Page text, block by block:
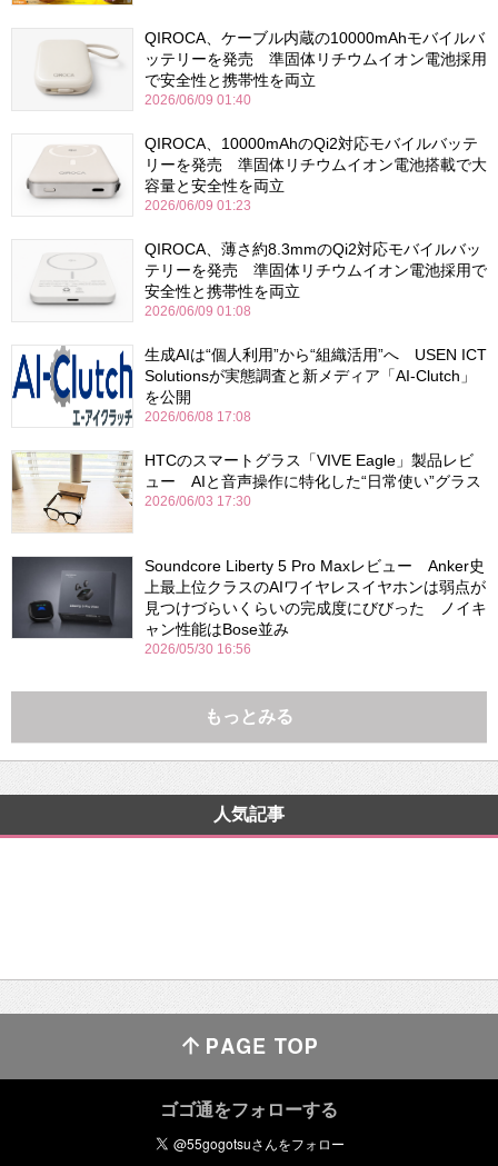
QIROCA、ケーブル内蔵の10000mAhモバイルバ
ッテリーを発売 準固体リチウムイオン電池採用
で安全性と携帯性を両立
2026/06/09 01:40
QIROCA、10000mAhのQi2対応モバイルバッテ
リーを発売 準固体リチウムイオン電池搭載で大
容量と安全性を両立
2026/06/09 01:23
QIROCA、薄さ約8.3mmのQi2対応モバイルバッ
テリーを発売 準固体リチウムイオン電池採用で
安全性と携帯性を両立
2026/06/09 01:08
生成AIは“個人利用”から“組織活用”へ USEN ICT
Solutionsが実態調査と新メディア「AI-Clutch」
を公開
2026/06/08 17:08
HTCのスマートグラス「VIVE Eagle」製品レビ
ュー AIと音声操作に特化した“日常使い”グラス
2026/06/03 17:30
Soundcore Liberty 5 Pro Maxレビュー Anker史
上最上位クラスのAIワイヤレスイヤホンは弱点が
見つけづらいくらいの完成度にびびった ノイキ
ャン性能はBose並み
2026/05/30 16:56
もっとみる
人気記事
ゴゴ通をフォローする